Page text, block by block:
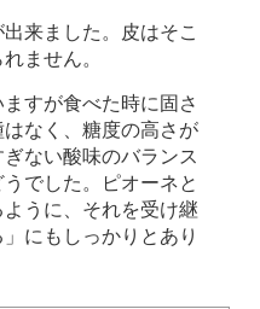
来ました。皮はそこ
ません。
すが食べた時に固さ
なく、糖度の高さが
ない酸味のバランス
でした。ピオーネと
うに、それを受け継
にもしっかりとあり